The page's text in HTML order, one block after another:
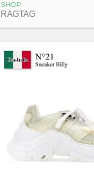
SHOP
RAGTAG